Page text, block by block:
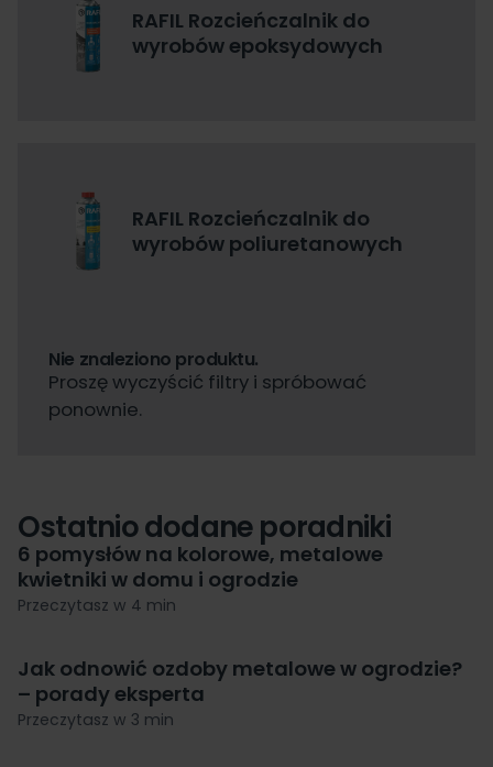
RAFIL Rozcieńczalnik do
wyrobów epoksydowych
RAFIL Rozcieńczalnik do
wyrobów poliuretanowych
Nie znaleziono produktu.
Proszę wyczyścić filtry i spróbować
ponownie.
Ostatnio dodane poradniki
6 pomysłów na kolorowe, metalowe
kwietniki w domu i ogrodzie
Przeczytasz w 4 min
Jak odnowić ozdoby metalowe w ogrodzie?
– porady eksperta
Przeczytasz w 3 min